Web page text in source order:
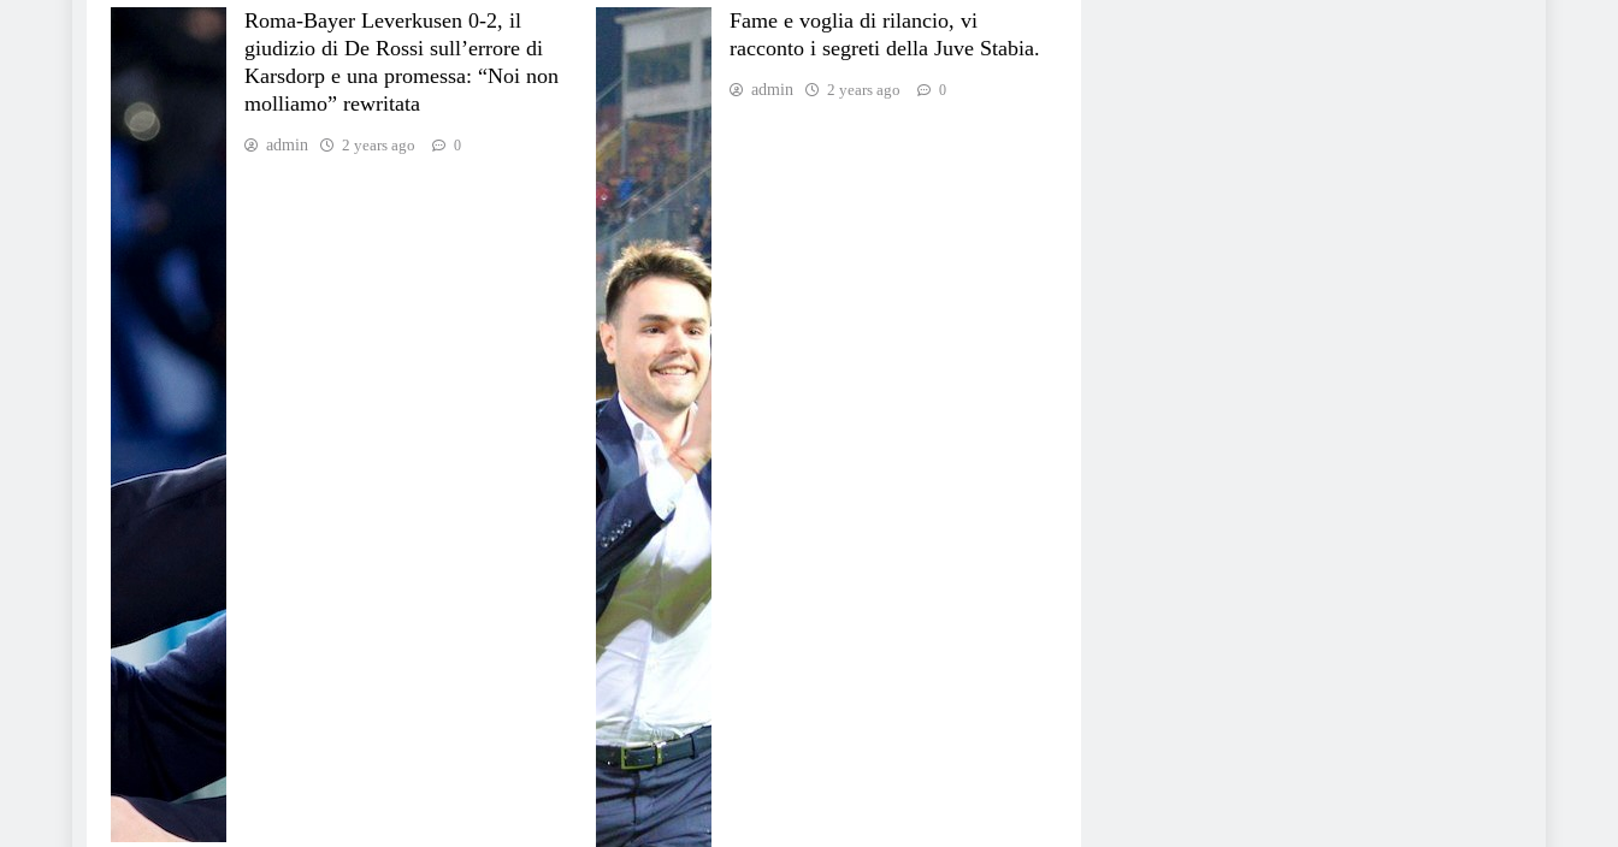
Roma-Bayer Leverkusen 0-2, il
giudizio di De Rossi sull’errore di
Karsdorp e una promessa: “Noi non
molliamo” rewritata
admin 2 years ago 0
Fame e voglia di rilancio, vi
racconto i segreti della Juve Stabia.
admin 2 years ago 0